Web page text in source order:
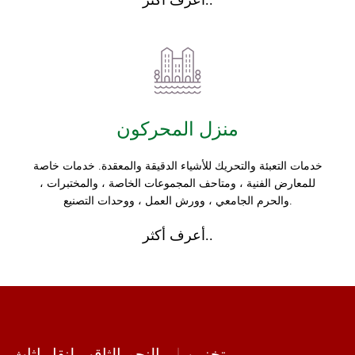
منزل المحركون
خدمات التعبئة والتحريك للأشياء الدقيقة والمعقدة. خدمات خاصة
للمعارض الفنية ، ومتاحف المجموعات الخاصة ، والمختبرات ،
والحرم الجامعي ، وورش العمل ، ووحدات التصنيع.
أعرف أكثر..